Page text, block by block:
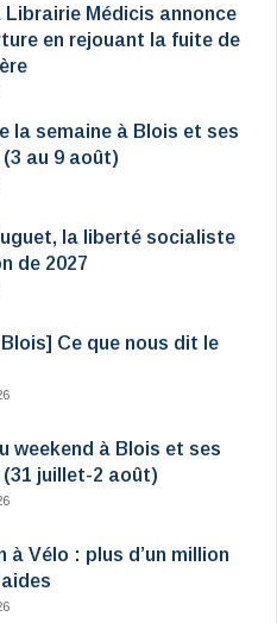
Librairie Médicis annonce
en rejouant la fuite de
la semaine à Blois et ses
au 9 août)
la liberté socialiste
de 2027
Ce que nous dit le
weekend à Blois et ses
juillet-2 août)
à Vélo : plus d’un million